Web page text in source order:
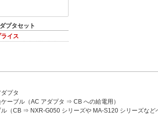
プタセット
イス
プタ
ケーブル（AC アダプタ ⇒ CB への給電用）
ル（CB ⇒ NXR-G050 シリーズや MA-S120 シリーズなど